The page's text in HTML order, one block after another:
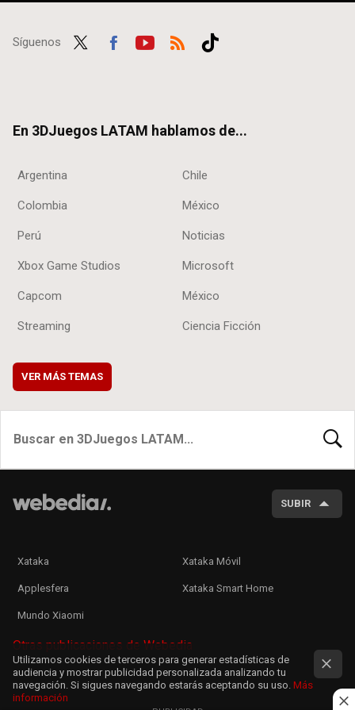
Síguenos
En 3DJuegos LATAM hablamos de...
Argentina Chile
Colombia México
Perú Noticias
Xbox Game Studios Microsoft
Capcom México
Streaming Ciencia Ficción
VER MÁS TEMAS
SUBIR
Xataka Xataka Móvil
Applesfera Xataka Smart Home
Mundo Xiaomi
Otras publicaciones de Webedia
Utilizamos cookies de terceros para generar estadísticas de
audiencia y mostrar publicidad personalizada analizando tu
navegación. Si sigues navegando estarás aceptando su uso. Más
información